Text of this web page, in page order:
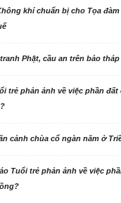
khí chuẩn bị cho Tọa
Phật, cầu an trên bảo
trẻ phản ảnh về việc phần
cảnh chùa cổ ngàn năm ở
Tuổi trẻ phản ảnh về việc